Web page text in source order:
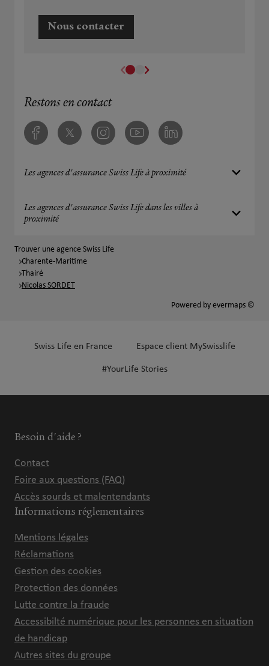
Nous contacter
Restons en contact
FacebookTwitter InstagramYoutube Linkedin
Les agences d'assurance Swiss Life à proximité
Les agences d'assurance Swiss Life dans les villes à
proximité
Trouver une agence Swiss Life
Charente-Maritime
Thairé
Nicolas SORDET
Powered by evermaps ©
Swiss Life en France Espace client MySwisslife
#YourLife Stories
Besoin d'aide ?
Contact
Foire aux questions (FAQ)
Accès sourds et malentendants
Informations réglementaires
Mentions légales
Réclamations
Gestion des cookies
Protection des données
Lutte contre la fraude
Accessibilté numérique pour les personnes en situation
de handicap
Autres sites du groupe